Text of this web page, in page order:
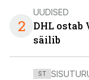
2
UUDISED
DHL
säilib
ST